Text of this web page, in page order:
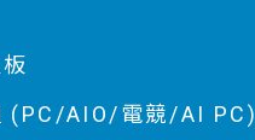
(PC/AIO/電競/AI PC)